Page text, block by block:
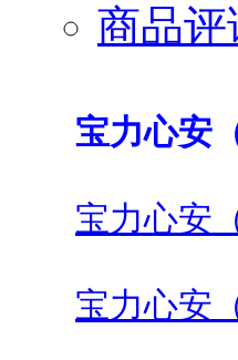
商品评
宝力心安
宝力心安
宝力心安